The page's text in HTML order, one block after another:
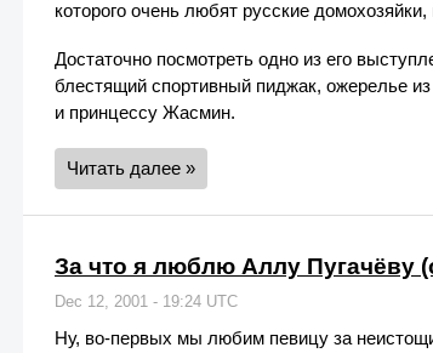
которого очень любят русские
Достаточно посмотреть одно из его
блестящий спортивный пиджак, ожерелье
и принцессу Жасмин.
Читать далее »
За что я люблю Аллу Пугачёву
Dec 12, 2001 - 19:24 UTC
Ну, во-первых мы любим певицу за